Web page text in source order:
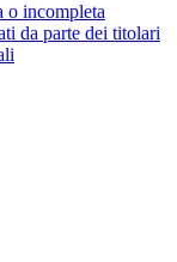
o incompleta
da parte dei titolari